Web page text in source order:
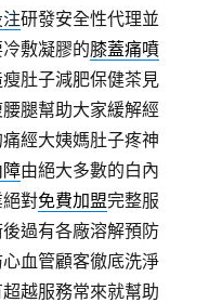
注研發安全性代理並
敷凝膠的膝蓋痛噴
肚子減肥保健茶見
腿幫助大家緩解經
經大姨媽肚子疼神
障由絕大多數的白內
對免費加盟完整服
過有各廠溶解預防
血管顧客徹底洗淨
越服務常來就幫助